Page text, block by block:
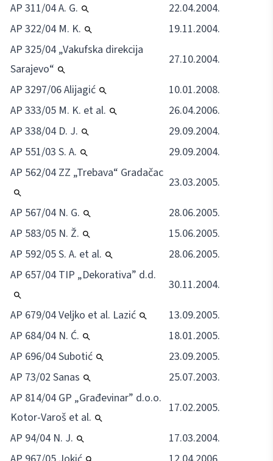
AP 311/04 A. G.
22.04.2004.
AP 322/04 M. K.
19.11.2004.
AP 325/04 „Vakufska direkcija
Sarajevo“
27.10.2004.
AP 3297/06 Alijagić
10.01.2008.
AP 333/05 M. K. et al.
26.04.2006.
AP 338/04 D. J.
29.09.2004.
AP 551/03 S. A.
29.09.2004.
AP 562/04 ZZ „Trebava“ Gradačac
23.03.2005.
AP 567/04 N. G.
28.06.2005.
AP 583/05 N. Ž.
15.06.2005.
AP 592/05 S. A. et al.
28.06.2005.
AP 657/04 TIP „Dekorativa” d.d.
30.11.2004.
AP 679/04 Veljko et al. Lazić
13.09.2005.
AP 684/04 N. Ć.
18.01.2005.
AP 696/04 Subotić
23.09.2005.
AP 73/02 Sanas
25.07.2003.
AP 814/04 GP „Građevinar” d.o.o.
Kotor-Varoš et al.
17.02.2005.
AP 94/04 N. J.
17.03.2004.